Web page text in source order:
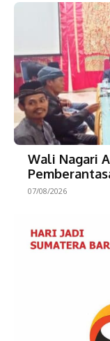
Wali Nagari
07/08/2026